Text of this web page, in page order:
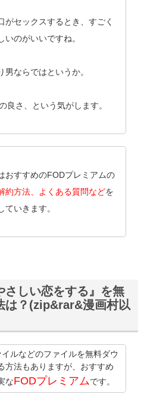
がセックスするとき、すごく
いのがいいですね。
男ならではというか。
良さ、という気がします。
おすすめのFODプレミアムの
約方法、よくある質問などを
ていきます。
さしい恋をする』を無
は？(zip&rar&漫画村以
ルなどのファイルを無料ダウ
方法もありますが、おすすめ
なFODプレミアムです。